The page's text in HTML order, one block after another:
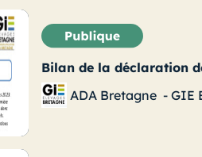
Bilan de la déclaration
ADA Bretagne - GIE